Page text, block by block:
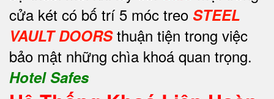
cửa két có bố trí 5 móc treo STEEL
VAULT DOORSthuận tiện trong việc
bảo mật những chìa khoá quan trọng.
Hotel Safes